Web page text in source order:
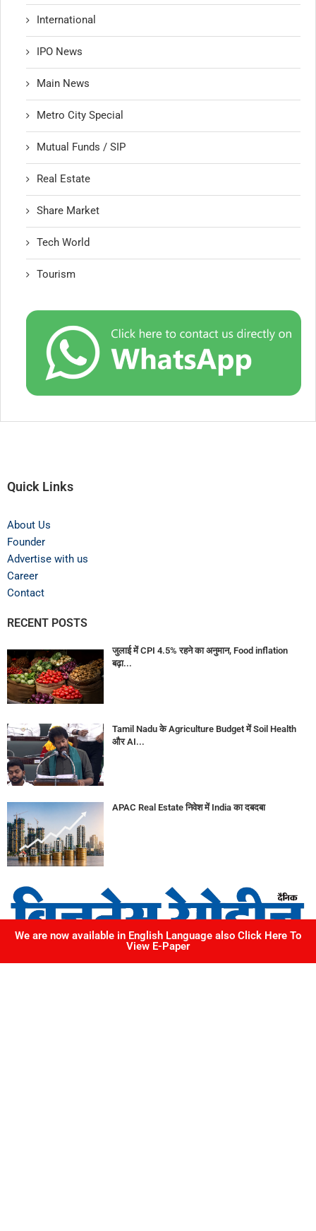
International
IPO News
Main News
Metro City Special
Mutual Funds / SIP
Real Estate
Share Market
Tech World
Tourism
Quick Links
About Us
Founder
Advertise with us
Career
Contact
RECENT POSTS
जुलाई में CPI 4.5% रहने का अनुमान, Food inflation
बढ़ा...
Tamil Nadu के Agriculture Budget में Soil Health
और AI...
APAC Real Estate निवेश में India का दबदबा
We are now available in English Language also Click Here To
View E-Paper